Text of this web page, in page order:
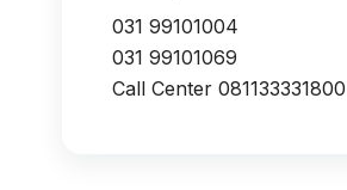
031 99101004
031 99101069
Call Center 081133331800